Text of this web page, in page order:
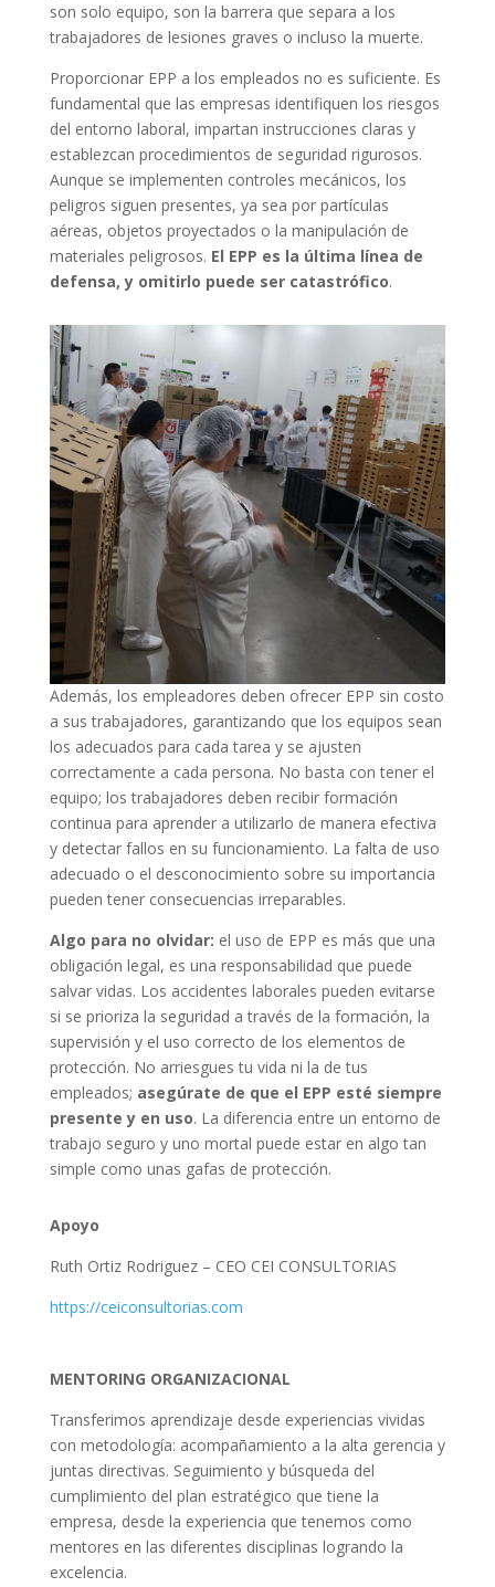
son solo equipo, son la barrera que separa a los
trabajadores de lesiones graves o incluso la muerte.
Proporcionar EPP a los empleados no es suficiente. Es
fundamental que las empresas identifiquen los riesgos
del entorno laboral, impartan instrucciones claras y
establezcan procedimientos de seguridad rigurosos.
Aunque se implementen controles mecánicos, los
peligros siguen presentes, ya sea por partículas
aéreas, objetos proyectados o la manipulación de
materiales peligrosos. El EPP es la última línea de
defensa, y omitirlo puede ser catastrófico.
Además, los empleadores deben ofrecer EPP sin costo
a sus trabajadores, garantizando que los equipos sean
los adecuados para cada tarea y se ajusten
correctamente a cada persona. No basta con tener el
equipo; los trabajadores deben recibir formación
continua para aprender a utilizarlo de manera efectiva
y detectar fallos en su funcionamiento. La falta de uso
adecuado o el desconocimiento sobre su importancia
pueden tener consecuencias irreparables.
Algo para no olvidar: el uso de EPP es más que una
obligación legal, es una responsabilidad que puede
salvar vidas. Los accidentes laborales pueden evitarse
si se prioriza la seguridad a través de la formación, la
supervisión y el uso correcto de los elementos de
protección. No arriesgues tu vida ni la de tus
empleados; asegúrate de que el EPP esté siempre
presente y en uso. La diferencia entre un entorno de
trabajo seguro y uno mortal puede estar en algo tan
simple como unas gafas de protección.
Apoyo
Ruth Ortiz Rodriguez – CEO CEI CONSULTORIAS
https://ceiconsultorias.com
MENTORING ORGANIZACIONAL
Transferimos aprendizaje desde experiencias vividas
con metodología: acompañamiento a la alta gerencia y
juntas directivas. Seguimiento y búsqueda del
cumplimiento del plan estratégico que tiene la
empresa, desde la experiencia que tenemos como
mentores en las diferentes disciplinas logrando la
excelencia.